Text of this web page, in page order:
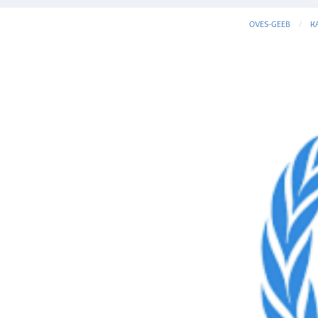
OVES-GEEB